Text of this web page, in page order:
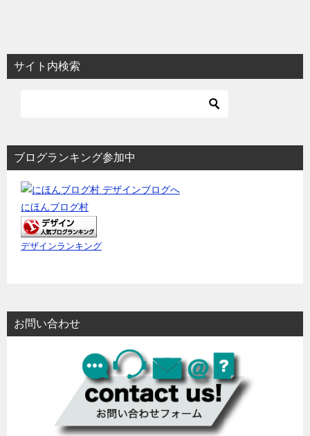
サイト内検索
ブログランキング参加中
にほんブログ村
デザインランキング
お問い合わせ